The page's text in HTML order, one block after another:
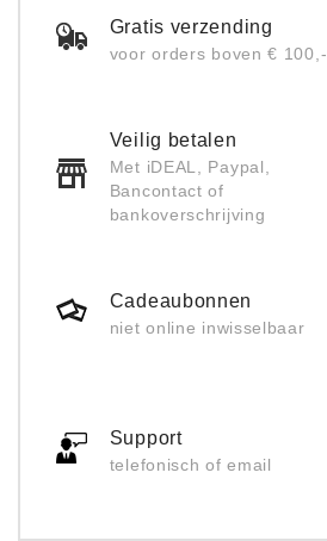
Gratis verzending
voor orders boven € 100,-
Veilig betalen
Met iDEAL, Paypal,
Bancontact of
bankoverschrijving
Cadeaubonnen
niet online inwisselbaar
Support
telefonisch of email